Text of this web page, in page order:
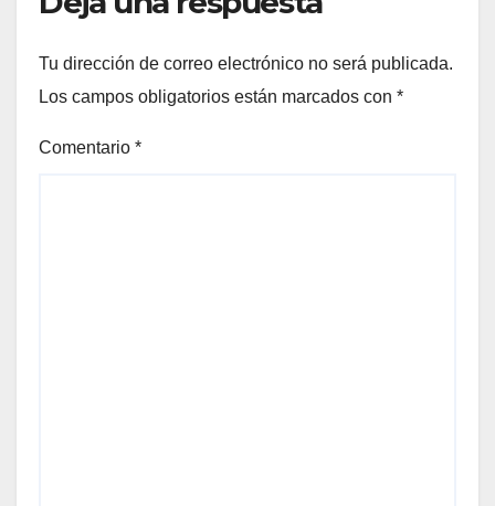
Tu dirección de correo electrónico no será publicada.
Los campos obligatorios están marcados con *
Comentario *